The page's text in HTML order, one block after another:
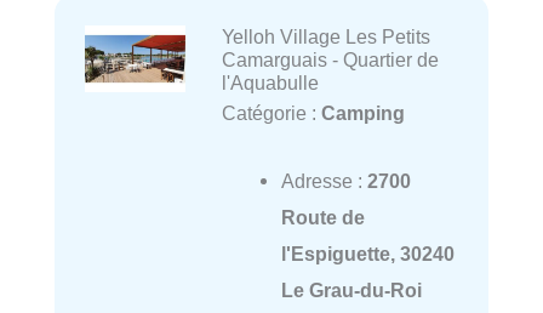
Yelloh Village Les Petits
Camarguais - Quartier de
l'Aquabulle
Catégorie : Camping
Adresse : 2700
Route de
l'Espiguette, 30240
Le Grau-du-Roi